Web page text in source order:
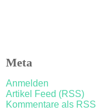
Meta
Anmelden
Artikel Feed (RSS)
Kommentare als RSS